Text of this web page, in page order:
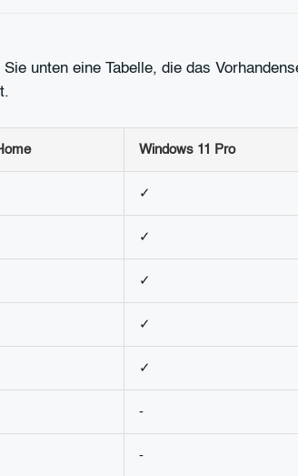
unten eine Tabelle, die das
Windows 11 Pro
✓
✓
✓
✓
✓
-
-